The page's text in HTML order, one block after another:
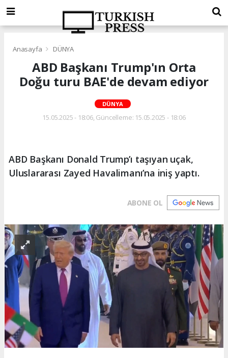
Anasayfa DÜNYA
ABD Başkanı Trump'ın Orta
Doğu turu BAE'de devam ediyor
DÜNYA
15.05.2025 - 18:06, Güncelleme: 15.05.2025 - 18:06
ABD Başkanı Donald Trump’ı taşıyan uçak,
Uluslararası Zayed Havalimanı’na iniş yaptı.
ABONE OL